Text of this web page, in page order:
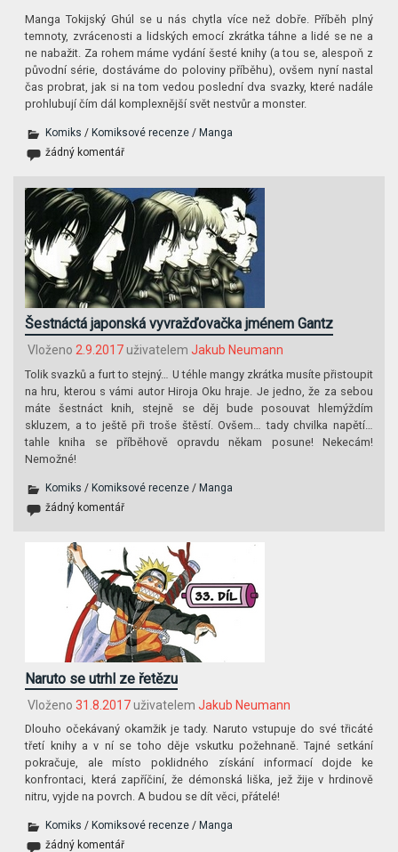
Manga Tokijský Ghúl se u nás chytla více než dobře. Příběh plný
temnoty, zvrácenosti a lidských emocí zkrátka táhne a lidé se ne a
ne nabažit. Za rohem máme vydání šesté knihy (a tou se, alespoň z
původní série, dostáváme do poloviny příběhu), ovšem nyní nastal
čas probrat, jak si na tom vedou poslední dva svazky, které nadále
prohlubují čím dál komplexnější svět nestvůr a monster.
Komiks / Komiksové recenze / Manga
žádný komentář
Šestnáctá japonská vyvražďovačka jménem Gantz
Vloženo 2.9.2017uživatelem Jakub Neumann
Tolik svazků a furt to stejný… U téhle mangy zkrátka musíte přistoupit
na hru, kterou s vámi autor Hiroja Oku hraje. Je jedno, že za sebou
máte šestnáct knih, stejně se děj bude posouvat hlemýždím
skluzem, a to ještě při troše štěstí. Ovšem… tady chvilka napětí…
tahle kniha se příběhově opravdu někam posune! Nekecám!
Nemožné!
Komiks /Komiksové recenze /Manga
žádný komentář
Naruto se utrhl ze řetězu
Vloženo 31.8.2017uživatelem Jakub Neumann
Dlouho očekávaný okamžik je tady. Naruto vstupuje do své třicáté
třetí knihy a v ní se toho děje vskutku požehnaně. Tajné setkání
pokračuje, ale místo poklidného získání informací dojde ke
konfrontaci, která zapříčiní, že démonská liška, jež žije v hrdinově
nitru, vyjde na povrch. A budou se dít věci, přátelé!
Komiks / Komiksové recenze / Manga
žádný komentář